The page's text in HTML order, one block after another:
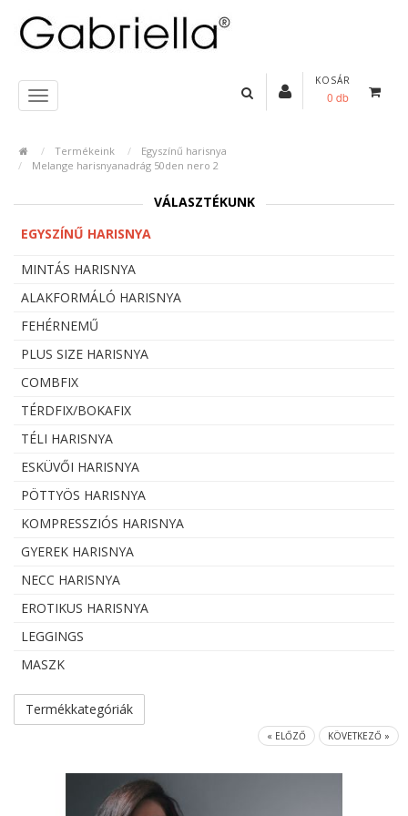
KOSÁR
0 db
Termékeink
Egyszínű harisnya
Melange harisnyanadrág 50den nero 2
VÁLASZTÉKUNK
EGYSZÍNŰ HARISNYA
MINTÁS HARISNYA
ALAKFORMÁLÓ HARISNYA
FEHÉRNEMŰ
PLUS SIZE HARISNYA
COMBFIX
TÉRDFIX/BOKAFIX
TÉLI HARISNYA
ESKÜVŐI HARISNYA
PÖTTYÖS HARISNYA
KOMPRESSZIÓS HARISNYA
GYEREK HARISNYA
NECC HARISNYA
EROTIKUS HARISNYA
LEGGINGS
MASZK
Termékkategóriák
« ELŐZŐ KÖVETKEZŐ »